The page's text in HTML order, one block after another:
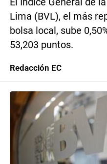
Lima (BVL), el más
bolsa local, sube
53,203 puntos.
Redacción EC